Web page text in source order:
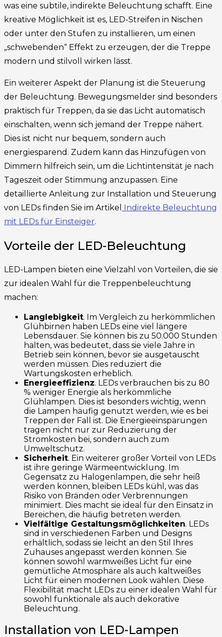
was eine subtile, indirekte Beleuchtung schafft. Eine
kreative Möglichkeit ist es, LED-Streifen in Nischen
oder unter den Stufen zu installieren, um einen
„schwebenden“ Effekt zu erzeugen, der die Treppe
modern und stilvoll wirken lässt.
Ein weiterer Aspekt der Planung ist die Steuerung
der Beleuchtung. Bewegungsmelder sind besonders
praktisch für Treppen, da sie das Licht automatisch
einschalten, wenn sich jemand der Treppe nähert.
Dies ist nicht nur bequem, sondern auch
energiesparend. Zudem kann das Hinzufügen von
Dimmern hilfreich sein, um die Lichtintensität je nach
Tageszeit oder Stimmung anzupassen. Eine
detaillierte Anleitung zur Installation und Steuerung
von LEDs finden Sie im Artikel Indirekte Beleuchtung
mit LEDs für Einsteiger.
Vorteile der LED-Beleuchtung
LED-Lampen bieten eine Vielzahl von Vorteilen, die sie
zur idealen Wahl für die Treppenbeleuchtung
machen:
Langlebigkeit. Im Vergleich zu herkömmlichen
Glühbirnen haben LEDs eine viel längere
Lebensdauer. Sie können bis zu 50.000 Stunden
halten, was bedeutet, dass sie viele Jahre in
Betrieb sein können, bevor sie ausgetauscht
werden müssen. Dies reduziert die
Wartungskosten erheblich.
Energieeffizienz. LEDs verbrauchen bis zu 80
% weniger Energie als herkömmliche
Glühlampen. Dies ist besonders wichtig, wenn
die Lampen häufig genutzt werden, wie es bei
Treppen der Fall ist. Die Energieeinsparungen
tragen nicht nur zur Reduzierung der
Stromkosten bei, sondern auch zum
Umweltschutz.
Sicherheit. Ein weiterer großer Vorteil von LEDs
ist ihre geringe Wärmeentwicklung. Im
Gegensatz zu Halogenlampen, die sehr heiß
werden können, bleiben LEDs kühl, was das
Risiko von Bränden oder Verbrennungen
minimiert. Dies macht sie ideal für den Einsatz in
Bereichen, die häufig betreten werden.
Vielfältige Gestaltungsmöglichkeiten. LEDs
sind in verschiedenen Farben und Designs
erhältlich, sodass sie leicht an den Stil Ihres
Zuhauses angepasst werden können. Sie
können sowohl warmweißes Licht für eine
gemütliche Atmosphäre als auch kaltweißes
Licht für einen modernen Look wählen. Diese
Flexibilität macht LEDs zu einer idealen Wahl für
sowohl funktionale als auch dekorative
Beleuchtung.
Installation von LED-Lampen